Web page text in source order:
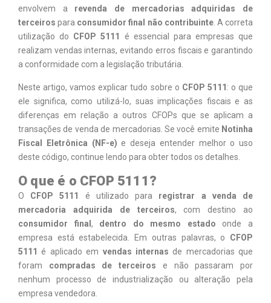
envolvem a revenda de mercadorias adquiridas de
terceiros para consumidor final não contribuinte. A correta
utilização do CFOP 5111
é essencial para empresas que
realizam vendas internas, evitando erros fiscais e garantindo
a conformidade com a legislação tributária.
Neste artigo, vamos explicar tudo sobre o CFOP 5111 : o que
ele significa, como utilizá-lo, suas implicações fiscais e as
diferenças em relação a outros CFOPs que se aplicam a
transações de venda de mercadorias. Se você emite Notinha
Fiscal Eletrônica (NF-e) e deseja entender melhor o uso
deste código, continue lendo para obter todos os detalhes.
O que é o CFOP 5111?
O CFOP 5111 é utilizado para registrar a venda de
mercadoria adquirida de terceiros, com destino ao
consumidor final , dentro do mesmo estado onde a
empresa está estabelecida. Em outras palavras, o CFOP
5111 é aplicado em vendas internas de mercadorias que
foram compradas de terceiros e não passaram por
nenhum processo de industrialização ou alteração pela
empresa vendedora.